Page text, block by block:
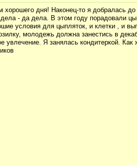
хорошего дня! Наконец-то я добралась
- да дела. В этом году порадовали
условия для цыпляток, и клетки , и
молодежь должна занестись в
увлечение. Я занялась кондитеркой.